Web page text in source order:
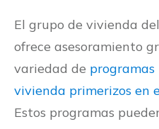
El grupo de vivienda
ofrece asesoramiento
variedad de programas
vivienda primerizos en
Estos programas